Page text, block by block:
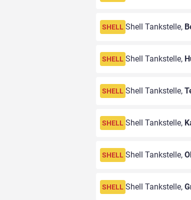
SHELL Shell Tankstelle,
SHELL Shell Tankstelle,
SHELL Shell Tankstelle,
SHELL Shell Tankstelle,
SHELL Shell Tankstelle,
SHELL Shell Tankstelle,